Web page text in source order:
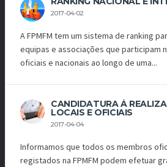
2017-04-02
A FPMFM tem um sistema de ranking
equipas e associações que participam
oficiais e nacionais ao longo de uma...
CANDIDATURA À
LOCAIS E OFICIAIS
2017-04-04
Informamos que todos os membros
registados na FPMFM podem efetuar